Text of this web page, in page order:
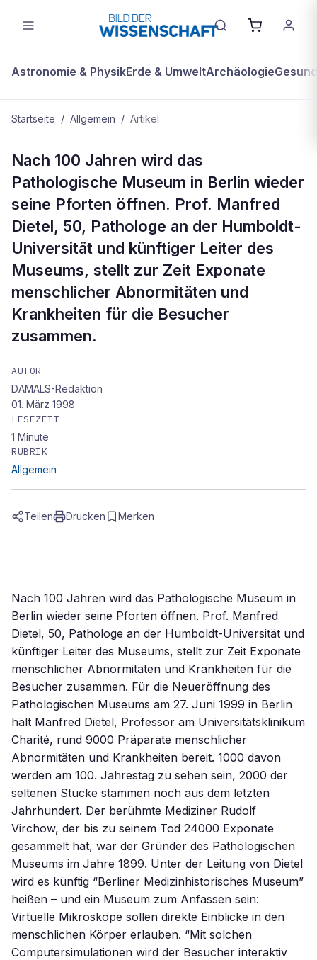
Astronomie & PhysikErde & UmweltArchäologie
Startseite / Allgemein / Artikel
Berliner Gruselkabinett
Nach 100 Jahren wird das
Pathologische Museum in Berlin wieder
seine Pforten öffnen. Prof. Manfred
Dietel, 50, Pathologe an der Humboldt-
Universität und künftiger Leiter des
Museums, stellt zur Zeit Exponate
menschlicher Abnormitäten und
Krankheiten für die Besucher
zusammen.
AUTOR
DAMALS-Redaktion
01. März 1998
LESEZEIT
1 Minute
RUBRIK
Allgemein
Teilen Drucken Merken
Nach 100 Jahren wird das Pathologische Museum in
Berlin wieder seine Pforten öffnen. Prof. Manfred
Dietel, 50, Pathologe an der Humboldt-Universität und
künftiger Leiter des Museums, stellt zur Zeit Exponate
menschlicher Abnormitäten und Krankheiten für die
Besucher zusammen. Für die Neueröffnung des
Pathologischen Museums am 27. Juni 1999 in Berlin
hält Manfred Dietel, Professor am Universitätsklinikum
Charité, rund 9000 Präparate menschlicher
Abnormitäten und Krankheiten bereit. 1000 davon
werden am 100. Jahrestag zu sehen sein, 2000 der
seltenen Stücke stammen noch aus dem letzten
Jahrhundert. Der berühmte Mediziner Rudolf
Virchow, der bis zu seinem Tod 24000 Exponate
gesammelt hat, war der Gründer des Pathologischen
Museums im Jahre 1899. Unter der Leitung von Dietel
wird es künftig “Berliner Medizinhistorisches Museum”
heißen – und ein Museum zum Anfassen sein:
Virtuelle Mikroskope sollen direkte Einblicke in den
menschlichen Körper erlauben. “Mit solchen
Computersimulationen wird der Besucher interaktiv